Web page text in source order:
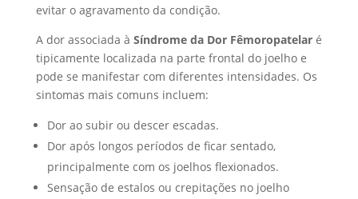
evitar o agravamento da condição.
A dor associada à Síndrome da Dor Fêmoropatelaré
tipicamente localizada na parte frontal do joelho e
pode se manifestar com diferentes intensidades. Os
sintomas mais comuns incluem:
Dor ao subir ou descer escadas.
Dor após longos períodos de ficar sentado,
principalmente com os joelhos flexionados.
Sensação de estalos ou crepitações no joelho